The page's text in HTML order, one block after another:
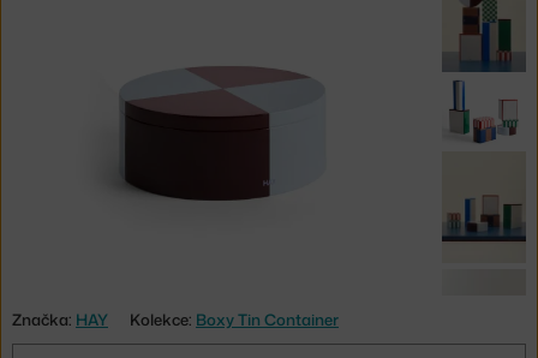
Značka: HAY Kolekce: Boxy Tin Container